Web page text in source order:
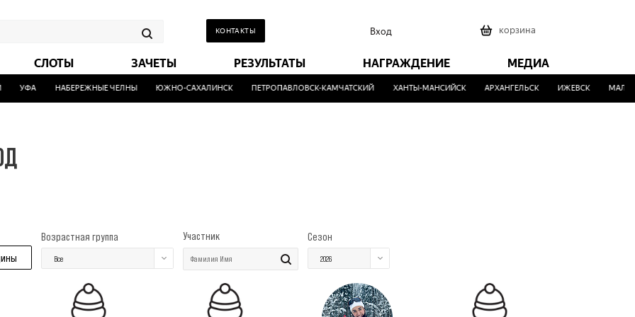
КОНТАКТЫ Вход корзина
СЛОТЫ ЗАЧЕТЫ РЕЗУЛЬТАТЫ НАГРАЖДЕНИЕ МЕДИА
УФА НАБЕРЕЖНЫЕ ЧЕЛНЫ ЮЖНО-САХАЛИНСК ПЕТРОПАВЛОВСК-КАМЧАТСКИЙ ХАНТЫ-МАНСИЙСК АРХАНГЕЛЬСК ИЖЕВСК
Возрастная группа
Все
Участник Сезон
2026